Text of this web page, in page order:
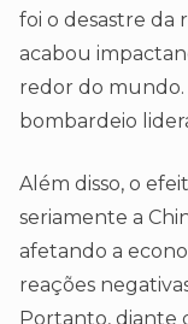
foi o desastre da
acabou
redor do
bombardeio
Além disso, o
seriamente a
afetando a
reações
Portanto, diante